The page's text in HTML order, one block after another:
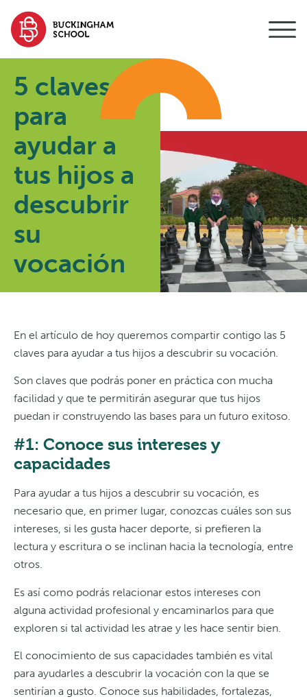
contenido
5 claves
para
ayudar a
tus hijos a
descubrir
su
vocación
En el artículo de hoy queremos compartir contigo las 5
claves para ayudar a tus hijos a descubrir su vocación.
Son claves que podrás poner en práctica con mucha
facilidad y que te permitirán asegurar que tus hijos
puedan ir construyendo las bases para un futuro exitoso.
#1: Conoce sus intereses y
capacidades
Para ayudar a tus hijos a descubrir su vocación, es
necesario que, en primer lugar, conozcas cuáles son sus
intereses, si les gusta hacer deporte, si prefieren la
lectura y escritura o se inclinan hacia la tecnología, entre
otros.
Es así como podrás relacionar estos intereses con
alguna actividad profesional y encaminarlos para que
exploren si tal actividad les atrae y les hace sentir bien.
El conocimiento de sus capacidades también es vital
para ayudarles a descubrir la vocación con la que se
sentirían a gusto. Conoce sus habilidades, fortalezas,